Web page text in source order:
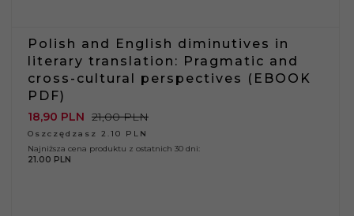
Polish and English diminutives in
literary translation: Pragmatic and
cross-cultural perspectives (EBOOK
PDF)
18,90 PLN 21,00 PLN
Oszczędzasz 2.10 PLN
Najniższa cena produktu z ostatnich 30 dni:
21.00 PLN